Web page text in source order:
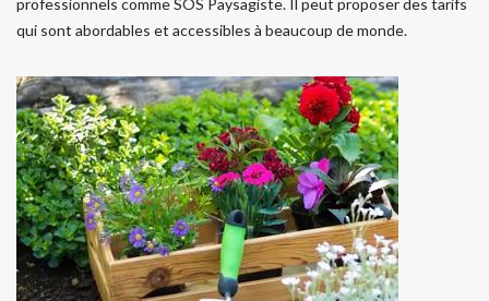
professionnels comme SOS Paysagiste. Il peut proposer des tarifs
qui sont abordables et accessibles à beaucoup de monde.